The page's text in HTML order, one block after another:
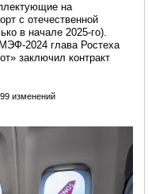
на
с отечественной
в начале 2025-го).
2024 глава Ростеха
заключил контракт
изменений